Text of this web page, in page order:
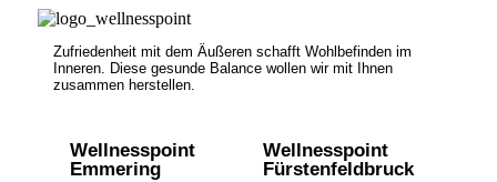
Zufriedenheit mit dem Äußeren schafft Wohlbefinden im
Inneren. Diese gesunde Balance wollen wir mit Ihnen
zusammen herstellen.
Wellnesspoint
Emmering
Wellnesspoint
Fürstenfeldbruck